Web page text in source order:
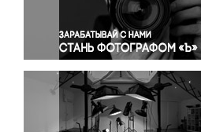
Правосудие
Происшествия и конфликты
Религия
Светская жизнь
Спорт
Экология
Экономика и бизнес